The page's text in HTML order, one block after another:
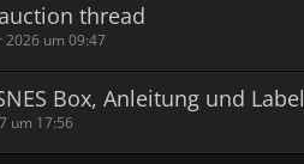
thread
2026 um 09:47
Box, Anleitung und Label
um 17:56